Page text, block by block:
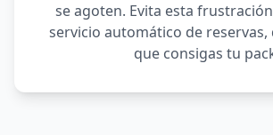
se agoten. Evita esta
servicio automático de reservas,
que consigas tu